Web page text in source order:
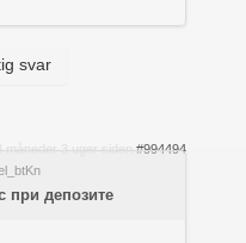
svar
måneder 3 uger siden #994494
при депозите